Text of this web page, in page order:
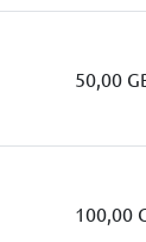
50,00
100,00